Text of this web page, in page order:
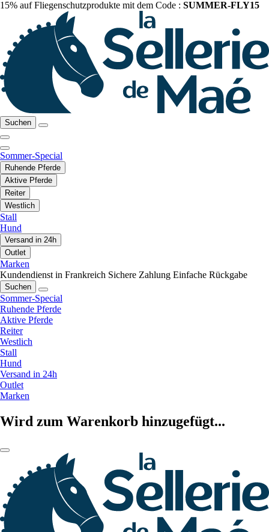
15% auf Fliegenschutzprodukte mit dem Code : SUMMER-FLY15
Suchen
Sommer-Special
Ruhende Pferde
Aktive Pferde
Reiter
Westlich
Stall
Hund
Versand in 24h
Outlet
Marken
Kundendienst in Frankreich Sichere Zahlung Einfache Rückgabe
Suchen
Sommer-Special
Ruhende Pferde
Aktive Pferde
Reiter
Westlich
Stall
Hund
Versand in 24h
Outlet
Marken
Wird zum Warenkorb hinzugefügt...